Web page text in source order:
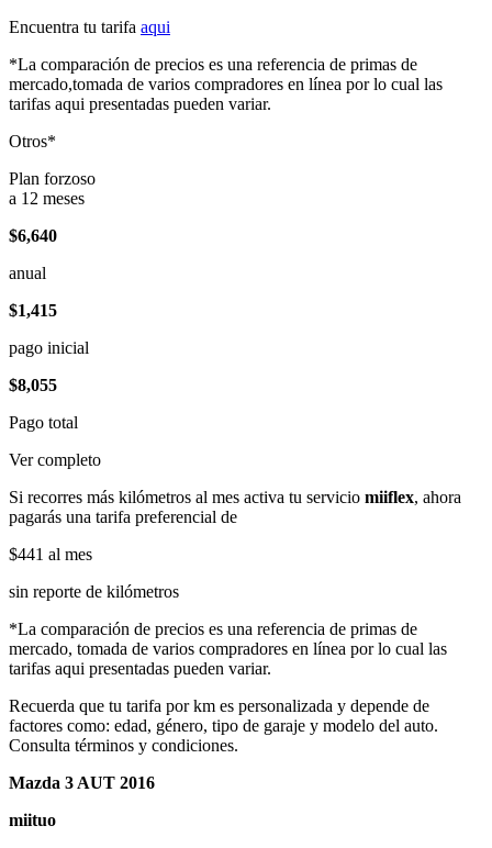
Encuentra tu tarifa aqui
*La comparación de precios es una referencia de primas de
mercado,tomada de varios compradores en línea por lo cual las
tarifas aqui presentadas pueden variar.
Otros*
Plan forzoso
a 12 meses
$6,640
anual
$1,415
pago inicial
$8,055
Pago total
Ver completo
Si recorres más kilómetros al mes activa tu servicio miiflex, ahora
pagarás una tarifa preferencial de
$441 al mes
sin reporte de kilómetros
*La comparación de precios es una referencia de primas de
mercado, tomada de varios compradores en línea por lo cual las
tarifas aqui presentadas pueden variar.
Recuerda que tu tarifa por km es personalizada y depende de
factores como: edad, género, tipo de garaje y modelo del auto.
Consulta términos y condiciones.
Mazda 3 AUT 2016
miituo